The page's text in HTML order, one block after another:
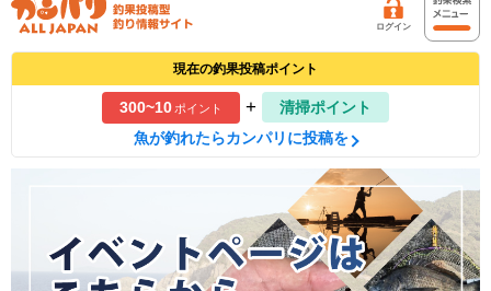
ログイン
現在の釣果投稿ポイント
300~10ポイント +
清掃ポイント
魚が釣れたらカンパリに投稿を